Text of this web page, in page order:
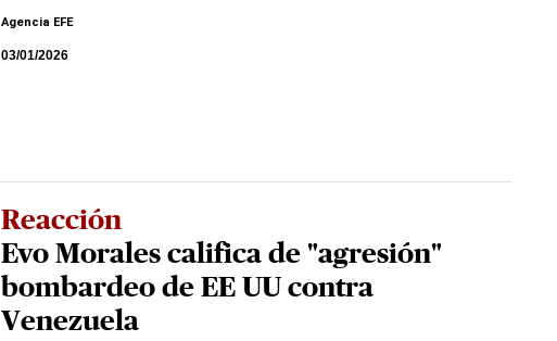
Agencia EFE
03/01/2026
Reacción
Evo Morales califica de "agresión"
bombardeo de EE UU contra
Venezuela